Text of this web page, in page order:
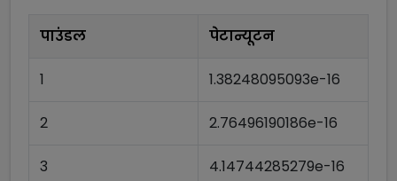
पाउंडल पेटान्यूटन
1 1.38248095093e-16
2 2.76496190186e-16
3 4.14744285279e-16